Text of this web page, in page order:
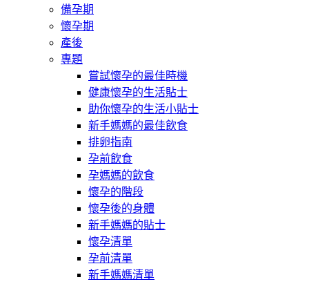
備孕期
懷孕期
產後
專題
嘗試懷孕的最佳時機
健康懷孕的生活貼士
助你懷孕的生活小貼士
新手媽媽的最佳飲食
排卵指南
孕前飲食
孕媽媽的飲食
懷孕的階段
懷孕後的身體
新手媽媽的貼士
懷孕清單
孕前清單
新手媽媽清單